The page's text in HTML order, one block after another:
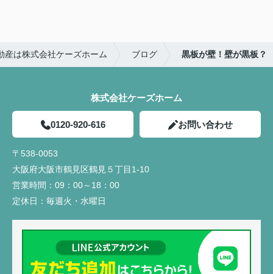
産は株式会社ケーズホーム ブログ 黒板が壁！壁が黒板？
株式会社ケーズホーム
0120-920-616 お問い合わせ
〒538-0053
大阪府大阪市鶴見区鶴見５丁目1-10
営業時間： 09：00～18：00
定休日： 毎週火・水曜日